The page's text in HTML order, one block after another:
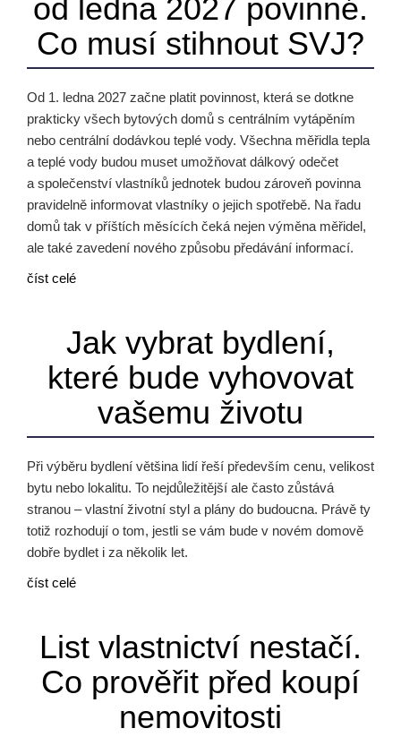
od ledna 2027 povinné.
Co musí stihnout SVJ?
Od 1. ledna 2027 začne platit povinnost, která se dotkne
prakticky všech bytových domů s centrálním vytápěním
nebo centrální dodávkou teplé vody. Všechna měřidla tepla
a teplé vody budou muset umožňovat dálkový odečet
a společenství vlastníků jednotek budou zároveň povinna
pravidelně informovat vlastníky o jejich spotřebě. Na řadu
domů tak v příštích měsících čeká nejen výměna měřidel,
ale také zavedení nového způsobu předávání informací.
číst celé
Jak vybrat bydlení,
které bude vyhovovat
vašemu životu
Při výběru bydlení většina lidí řeší především cenu, velikost
bytu nebo lokalitu. To nejdůležitější ale často zůstává
stranou – vlastní životní styl a plány do budoucna. Právě ty
totiž rozhodují o tom, jestli se vám bude v novém domově
dobře bydlet i za několik let.
číst celé
List vlastnictví nestačí.
Co prověřit před koupí
nemovitosti